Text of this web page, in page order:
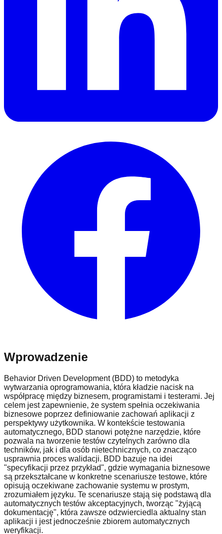
Wprowadzenie
Behavior Driven Development (BDD) to metodyka
wytwarzania oprogramowania, która kładzie nacisk na
współpracę między biznesem, programistami i testerami. Jej
celem jest zapewnienie, że system spełnia oczekiwania
biznesowe poprzez definiowanie zachowań aplikacji z
perspektywy użytkownika. W kontekście testowania
automatycznego, BDD stanowi potężne narzędzie, które
pozwala na tworzenie testów czytelnych zarówno dla
techników, jak i dla osób nietechnicznych, co znacząco
usprawnia proces walidacji. BDD bazuje na idei
"specyfikacji przez przykład", gdzie wymagania biznesowe
są przekształcane w konkretne scenariusze testowe, które
opisują oczekiwane zachowanie systemu w prostym,
zrozumiałem języku. Te scenariusze stają się podstawą dla
automatycznych testów akceptacyjnych, tworząc "żyjącą
dokumentację", która zawsze odzwierciedla aktualny stan
aplikacji i jest jednocześnie zbiorem automatycznych
weryfikacji.